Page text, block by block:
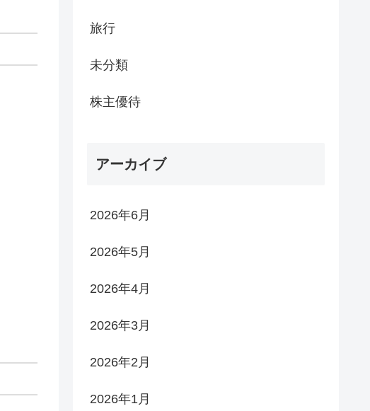
旅行
未分類
株主優待
アーカイブ
2026年6月
2026年5月
2026年4月
2026年3月
2026年2月
2026年1月